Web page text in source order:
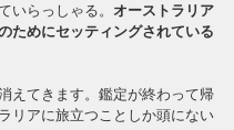
いらっしゃる。オーストラリア
ためにセッティングされている
えてきます。鑑定が終わって帰
リアに旅立つことしか頭にない